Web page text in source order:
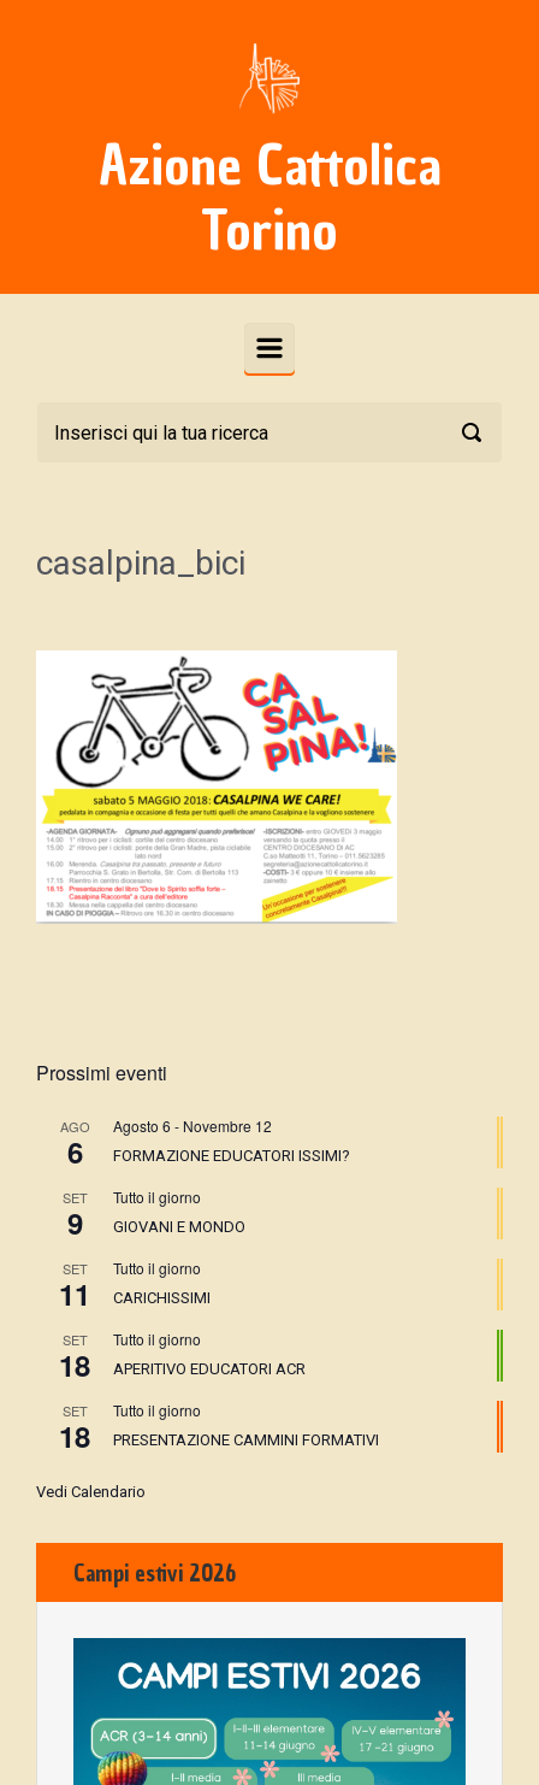
Azione Cattolica
Torino
casalpina_bici
Prossimi eventi
AGO
6
Agosto 6 - Novembre 12
FORMAZIONE EDUCATORI ISSIMI?
SET
9
Tutto il giorno
GIOVANI E MONDO
SET
11
Tutto il giorno
CARICHISSIMI
SET
18
Tutto il giorno
APERITIVO EDUCATORI ACR
SET
18
Tutto il giorno
PRESENTAZIONE CAMMINI FORMATIVI
Vedi Calendario
Campi estivi 2026